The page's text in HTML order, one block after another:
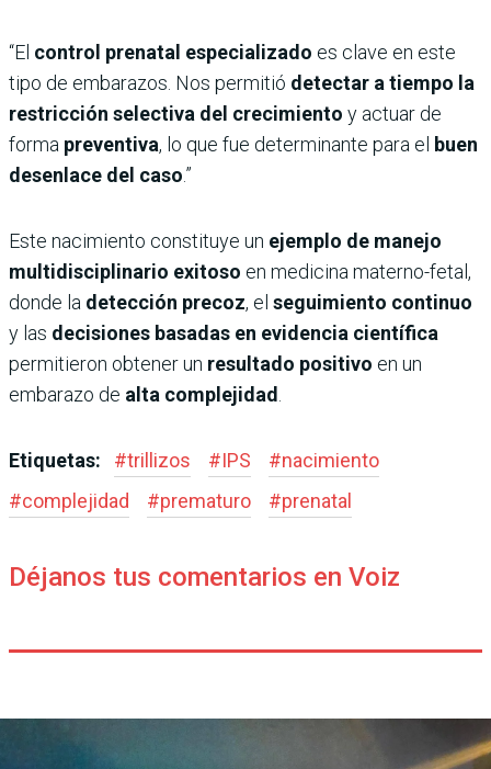
“El control prenatal especializado es clave en este
tipo de embarazos. Nos permitió detectar a tiempo la
restricción selectiva del crecimiento y actuar de
forma preventiva, lo que fue determinante para el buen
desenlace del caso.”
Este nacimiento constituye un ejemplo de manejo
multidisciplinario exitoso en medicina materno-fetal,
donde la detección precoz, el seguimiento continuo
y las decisiones basadas en evidencia científica
permitieron obtener un resultado positivo en un
embarazo de alta complejidad.
Etiquetas: #trillizos #IPS #nacimiento
#complejidad #prematuro #prenatal
Déjanos tus comentarios en Voiz